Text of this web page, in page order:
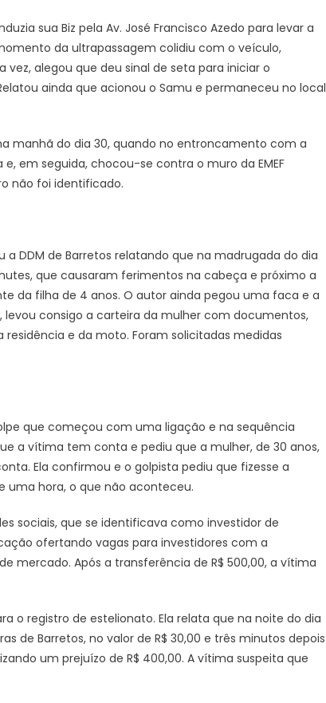
sua Biz pela Av. José Francisco Azedo para levar a
da ultrapassagem colidiu com o veículo,
alegou que deu sinal de seta para iniciar o
ainda que acionou o Samu e permaneceu no local
manhã do dia 30, quando no entroncamento com a
em seguida, chocou-se contra o muro da EMEF
não foi identificado.
DDM de Barretos relatando que na madrugada do dia
que causaram ferimentos na cabeça e próximo a
da filha de 4 anos. O autor ainda pegou uma faca e a
consigo a carteira da mulher com documentos,
residência e da moto. Foram solicitadas medidas
que começou com uma ligação e na sequência
a vítima tem conta e pediu que a mulher, de 30 anos,
Ela confirmou e o golpista pediu que fizesse a
uma hora, o que não aconteceu.
sociais, que se identificava como investidor de
ofertando vagas para investidores com a
mercado. Após a transferência de R$ 500,00, a vítima
o registro de estelionato. Ela relata que na noite do dia
Barretos, no valor de R$ 30,00 e três minutos depois
um prejuízo de R$ 400,00. A vítima suspeita que